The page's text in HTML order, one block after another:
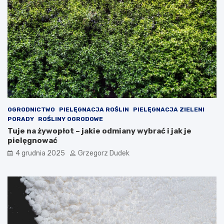
g
i
i
u
d
z
i
e
c
i
a
w
ł
a
s
n
ą
r
ę
k
ę
OGRODNICTWO PIELĘGNACJA ROŚLIN
PIELĘGNACJA ZIELENI
PORADY
ROŚLINY OGRODOWE
Tuje na żywopłot – jakie odmiany wybrać i jak je
pielęgnować
4 grudnia 2025 Grzegorz Dudek